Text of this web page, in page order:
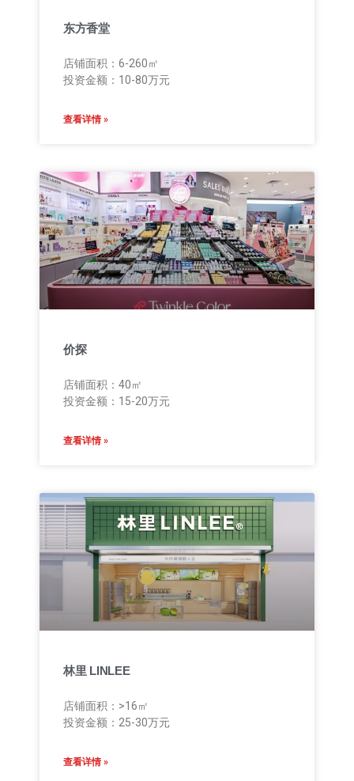
东方香堂
店铺面积：6-260㎡
投资金额：10-80万元
查看详情 »
价探
店铺面积：40㎡
投资金额：15-20万元
查看详情 »
林里 LINLEE
店铺面积：>16㎡
投资金额：25-30万元
查看详情 »